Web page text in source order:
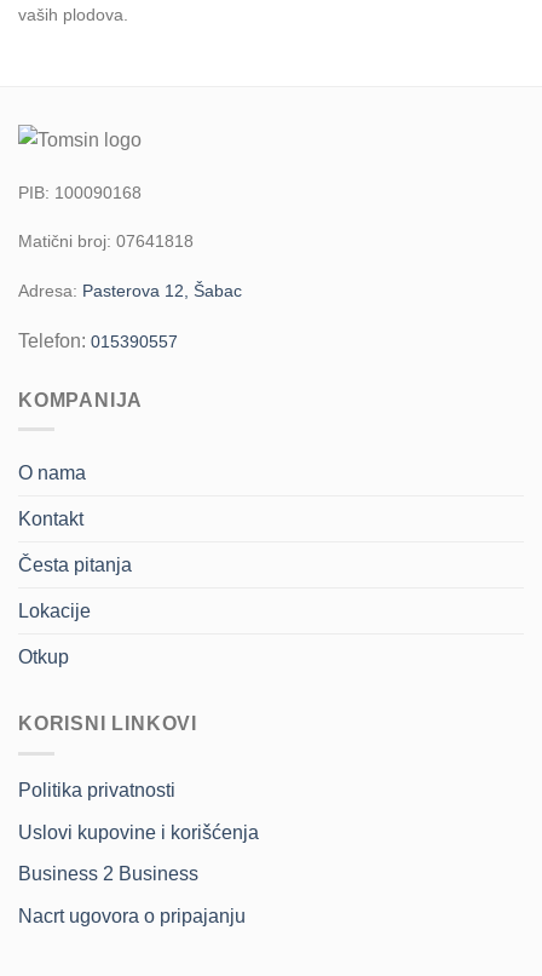
vaših plodova.
PIB: 100090168
Matični broj: 07641818
Adresa: Pasterova 12, Šabac
Telefon: 015390557
KOMPANIJA
O nama
Kontakt
Česta pitanja
Lokacije
Otkup
KORISNI LINKOVI
Politika privatnosti
Uslovi kupovine i korišćenja
Business 2 Business
Nacrt ugovora o pripajanju